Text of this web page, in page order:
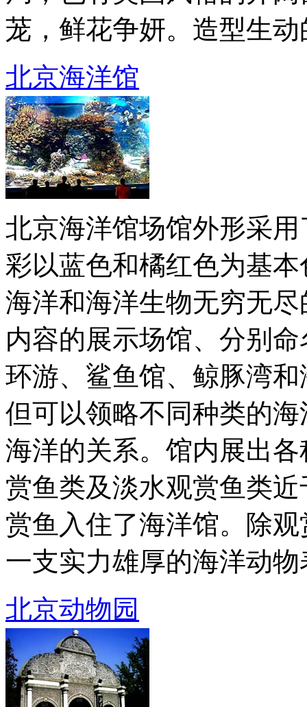
茏，鲜花争妍。造型生动
北京海洋馆
北京海洋馆场馆外形采
彩以蓝色和橘红色为基
海洋和海洋生物无穷无
内容的展示场馆、分别
环游、鲨鱼馆、鲸豚湾
但可以领略不同种类的
海洋的关系。馆内展出
赏鱼类及淡水观赏鱼类
赏鱼入住了海洋馆。除
一支实力雄厚的海洋动
北京动物园